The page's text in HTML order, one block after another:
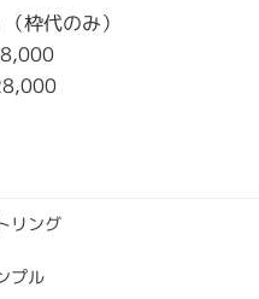
枠代のみ）
リング
プル